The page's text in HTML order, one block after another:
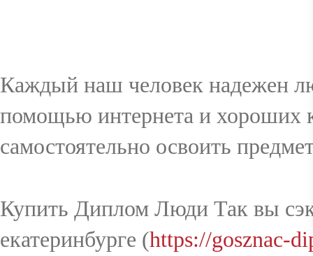
RÉSERVAT
ION
Каждый наш человек надежен
помощью интернета и хороших
самостоятельно освоить
Купить Диплом Люди Так вы
екатеринбурге (https://gosznac-